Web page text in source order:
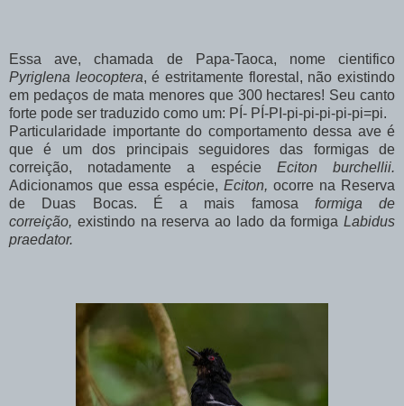
Essa ave, chamada de Papa-Taoca, nome cientifico
Pyriglena leocoptera, é estritamente florestal, não existindo
em pedaços de mata menores que 300 hectares! Seu canto
forte pode ser traduzido como um: PÍ- PÍ-PI-pi-pi-pi-pi-pi=pi.
Particularidade importante do comportamento dessa ave é
que é um dos principais seguidores das formigas de
correição, notadamente a espécie Eciton burchellii.
Adicionamos que essa espécie, Eciton, ocorre na Reserva
de Duas Bocas. É a mais famosa formiga de
correição, existindo na reserva ao lado da formiga Labidus
praedator.